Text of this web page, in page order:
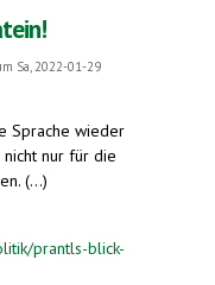
Sa, 2022-01-29
Sprache wieder
nicht nur für die
(...)
prantls-blick-